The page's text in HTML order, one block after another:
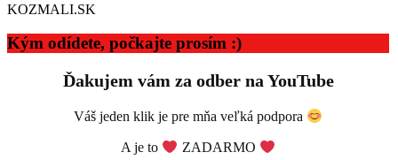
KOZMALI.SK
Kým odídete, počkajte prosím :)
Ďakujem vám za odber na YouTube
Váš jeden klik je pre mňa veľká podpora
A je to ZADARMO